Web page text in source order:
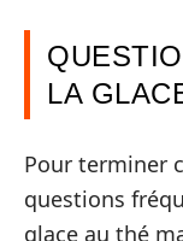
LA
Pour terminer
questions
glace au thé